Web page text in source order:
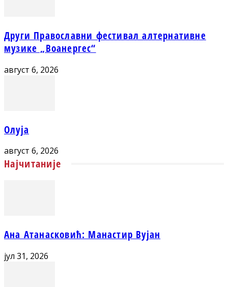
Други Православни фестивал алтернативне
музике „Воанергес“
август 6, 2026
Олуја
август 6, 2026
Најчитаније
Ана Атанасковић: Манастир Вујан
јул 31, 2026